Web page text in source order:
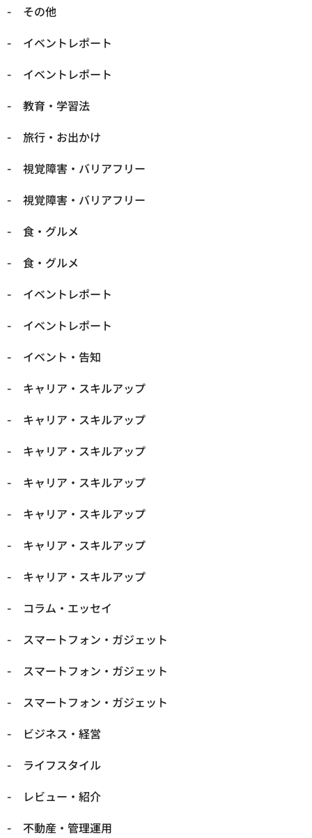
​その他
​イベントレポート
​イベントレポート
​教育・学習法
​旅行・お出かけ
​視覚障害・バリアフリー
​視覚障害・バリアフリー
​食・グルメ
​食・グルメ
イベントレポート
イベントレポート
イベント・告知
キャリア・スキルアップ
キャリア・スキルアップ
キャリア・スキルアップ
キャリア・スキルアップ
キャリア・スキルアップ
キャリア・スキルアップ
キャリア・スキルアップ
コラム・エッセイ
スマートフォン・ガジェット
スマートフォン・ガジェット
スマートフォン・ガジェット
ビジネス・経営
ライフスタイル
レビュー・紹介
不動産・管理運用